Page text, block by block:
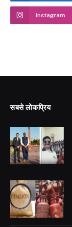
Instagram
सबसे लोकप्रिय